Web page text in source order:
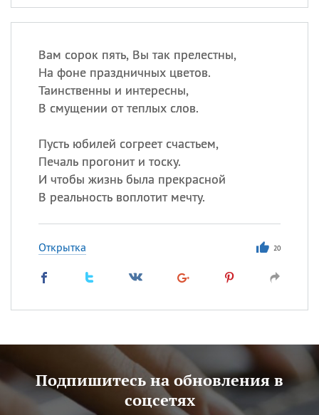
Вам сорок пять, Вы так прелестны,
На фоне праздничных цветов.
Таинственны и интересны,
В смущении от теплых слов.
Пусть юбилей согреет счастьем,
Печаль прогонит и тоску.
И чтобы жизнь была прекрасной
В реальность воплотит мечту.
Открытка 20
Подпишитесь на обновления в
соцсетях